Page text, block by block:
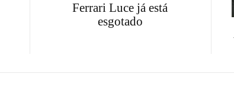
Ferrari Luce já está
esgotado